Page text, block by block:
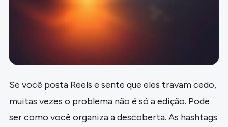
Se você posta Reels e sente que eles travam cedo,
muitas vezes o problema não é só a edição. Pode
ser como você organiza a descoberta. As hashtags